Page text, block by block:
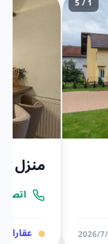
منزل
اتصل
عقارات